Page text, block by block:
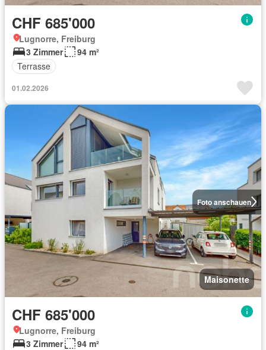
CHF 685'000
Lugnorre, Freiburg
3 Zimmer
94 m²
Terrasse
01.02.2026
Foto anschauen
Maisonette
CHF 685'000
Lugnorre, Freiburg
3 Zimmer
94 m²